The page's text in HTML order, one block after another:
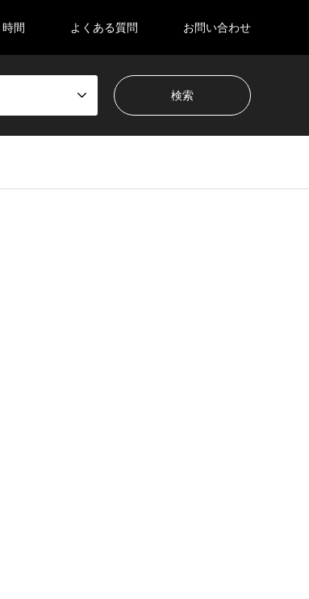
間 よくある質問 お問い合わせ